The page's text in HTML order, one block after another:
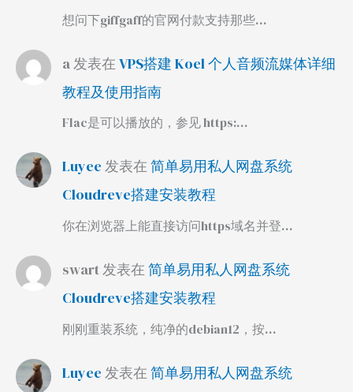
想问下giffgaff的官网付款支持那些…
a发表在 VPS搭建 Koel 个人音频流媒体详细
教程及使用指南
Flac是可以播放的，参见 https:…
Luyee 发表在简单易用私人网盘系统
Cloudreve搭建安装教程
你在浏览器上能直接访问https域名并登…
swart发表在简单易用私人网盘系统
Cloudreve搭建安装教程
刚刚重装系统，纯净的debian12，按…
Luyee 发表在 简单易用私人网盘系统